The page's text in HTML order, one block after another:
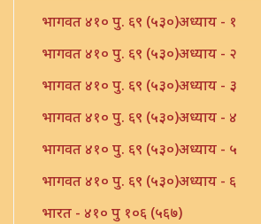
भागवत ४१० पु. ६९ (५३०)अध्याय - १
भागवत ४१० पु. ६९ (५३०)अध्याय - २
भागवत ४१० पु. ६९ (५३०)अध्याय - ३
भागवत ४१० पु. ६९ (५३०)अध्याय - ४
भागवत ४१० पु. ६९ (५३०)अध्याय - ५
भागवत ४१० पु. ६९ (५३०)अध्याय - ६
भारत - ४१० पु १०६ (५६७)